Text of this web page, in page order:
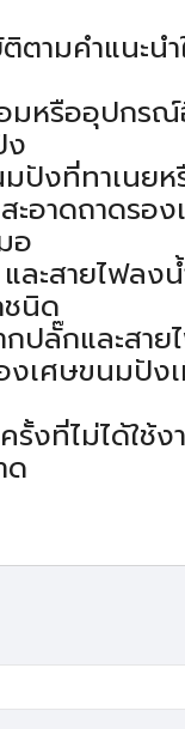
ตามคำแนะน
มหรืออุปกร
ง
ปังที่ทาเนยห
ะอาดถาดรอ
อ
ละสายไฟลง
นิด
กปลั๊กและสาย
งเศษขนมปัง
งที่ไม่ได้ใช้ง
ด